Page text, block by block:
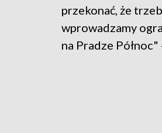
przekonać, że
wprowadzamy
na Pradze